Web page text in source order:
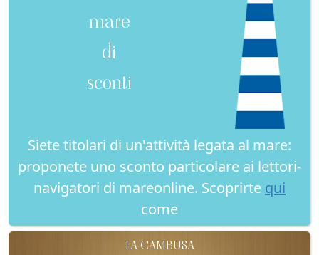
mare
di
sconti
Siete titolari di un'attività legata al mare:
proponete uno sconto particolare ai lettori-
navigatori di mareonline. Scoprirte qui
come
LA CAMBUSA